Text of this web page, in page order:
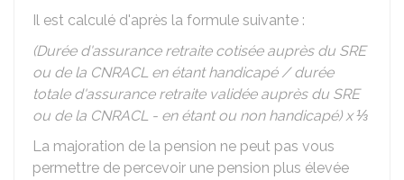
Il est calculé d'après la formule suivante :
(Durée d'assurance retraite cotisée auprès du SRE
ou de la CNRACL en étant handicapé / durée
totale d'assurance retraite validée auprès du SRE
ou de la CNRACL - en étant ou non handicapé) x ⅓
La majoration de la pension ne peut pas vous
permettre de percevoir une pension plus élevée